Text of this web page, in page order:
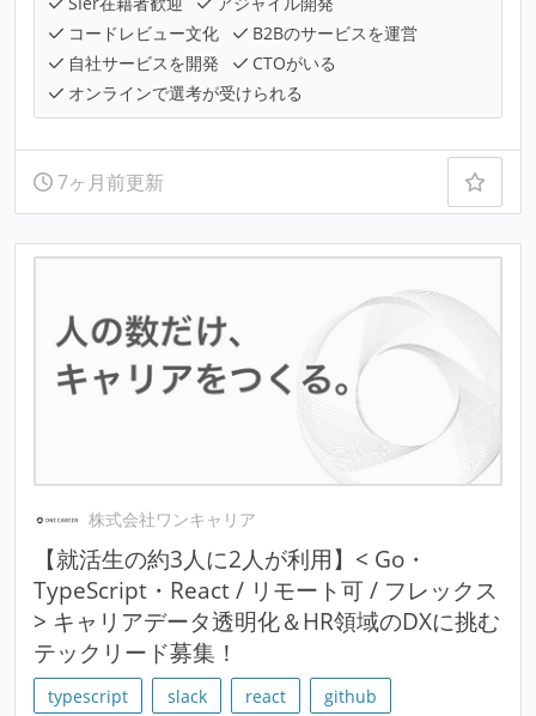
コードレビュー文化
B2Bのサービスを運営
自社サービスを開発
CTOがいる
オンラインで選考が受けられる
7ヶ月前更新
株式会社ワンキャリア
【就活生の約3人に2人が利用】< Go・
TypeScript・React / リモート可 / フレックス
> キャリアデータ透明化＆HR領域のDXに挑む
テックリード募集！
typescript slack react github